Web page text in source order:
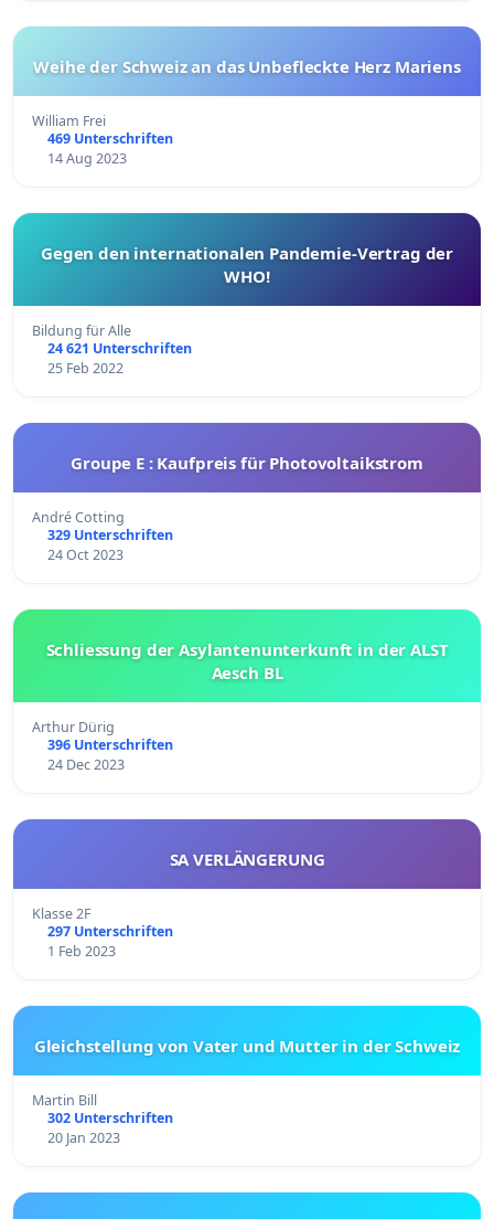
Weihe der Schweiz an das Unbefleckte Herz Mariens
William Frei
469 Unterschriften
14 Aug 2023
Gegen den internationalen Pandemie-Vertrag der
WHO!
Bildung für Alle
24 621 Unterschriften
25 Feb 2022
Groupe E : Kaufpreis für Photovoltaikstrom
André Cotting
329 Unterschriften
24 Oct 2023
Schliessung der Asylantenunterkunft in der ALST
Aesch BL
Arthur Dürig
396 Unterschriften
24 Dec 2023
SA VERLÄNGERUNG
Klasse 2F
297 Unterschriften
1 Feb 2023
Gleichstellung von Vater und Mutter in der Schweiz
Martin Bill
302 Unterschriften
20 Jan 2023